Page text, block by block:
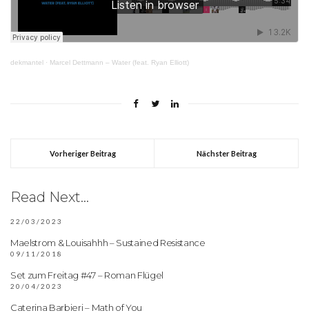
dekmantel · Marcel Dettmann – Water (feat. Ryan Elliott)
Vorheriger Beitrag Nächster Beitrag
Read Next...
22/03/2023
Maelstrom & Louisahhh – Sustained Resistance
09/11/2018
Set zum Freitag #47 – Roman Flügel
20/04/2023
Caterina Barbieri – Math of You